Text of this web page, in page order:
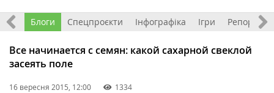
Блоги Спецпроєкти Інфографіка Ігри Репортажі
Все начинается с семян: какой сахарной свеклой
засеять поле
16 вересня 2015, 12:00 1334